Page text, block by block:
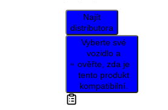
Najít
distributora
Vyberte své
vozidlo a
ověřte, zda je
tento produkt
kompatibilní.